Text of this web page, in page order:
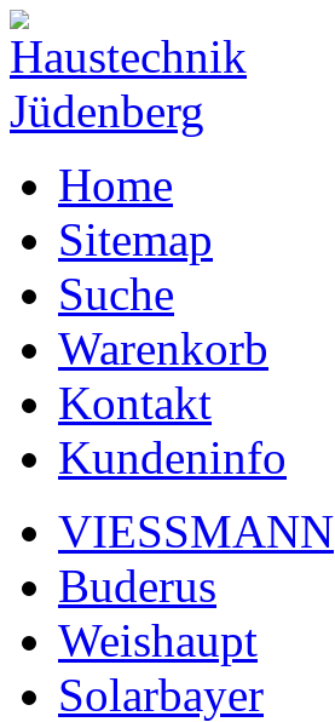
Home
Sitemap
Suche
Warenkorb
Kontakt
Kundeninfo
VIESSMANN
Buderus
Weishaupt
Solarbayer